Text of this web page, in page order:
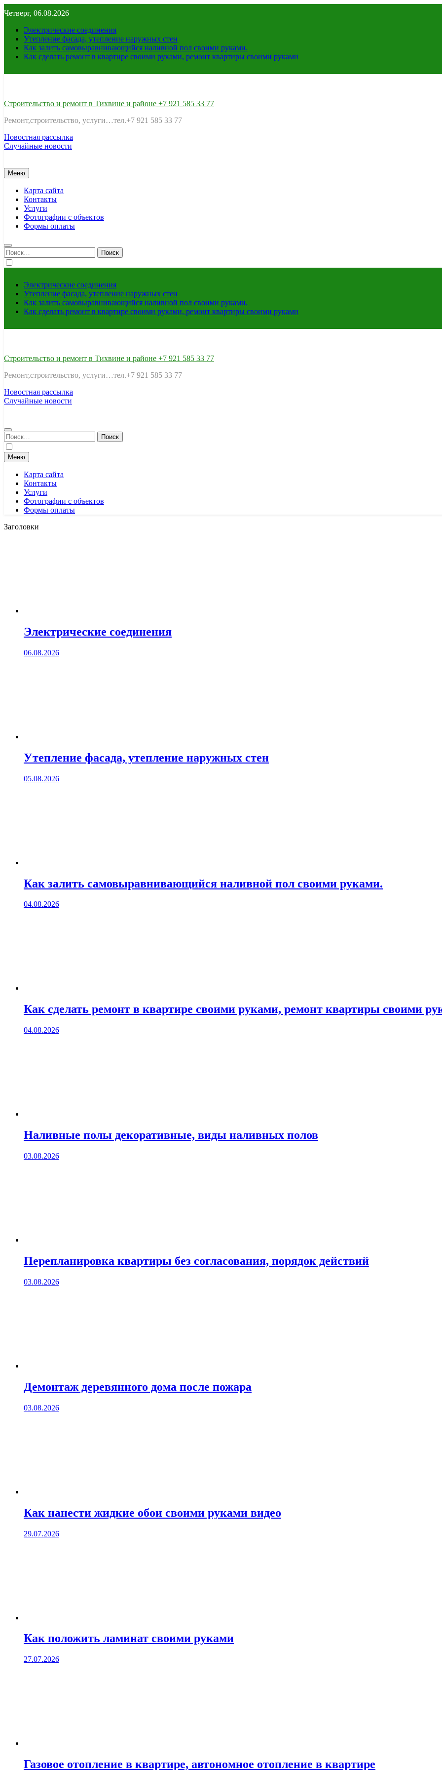
к
содержимому
Четверг, 06.08.2026
Электрические соединения
Утепление фасада, утепление наружных стен
Как залить самовыравнивающийся наливной пол своими руками.
Как сделать ремонт в квартире своими руками, ремонт квартиры своими руками
Строительство и ремонт в Тихвине и районе +7 921 585 33 77
Ремонт,строительство, услуги…тел.+7 921 585 33 77
Новостная рассылка
Случайные новости
Меню
Карта сайта
Контакты
Услуги
Фотографии с объектов
Формы оплаты
Найти:
Электрические соединения
Утепление фасада, утепление наружных стен
Как залить самовыравнивающийся наливной пол своими руками.
Как сделать ремонт в квартире своими руками, ремонт квартиры своими руками
Строительство и ремонт в Тихвине и районе +7 921 585 33 77
Ремонт,строительство, услуги…тел.+7 921 585 33 77
Новостная рассылка
Случайные новости
Найти:
Меню
Карта сайта
Контакты
Услуги
Фотографии с объектов
Формы оплаты
Заголовки
Электрические соединения
06.08.2026
Утепление фасада, утепление наружных стен
05.08.2026
Как залить самовыравнивающийся наливной пол своими руками.
04.08.2026
Как сделать ремонт в квартире своими руками, ремонт квартиры своими
04.08.2026
Наливные полы декоративные, виды наливных полов
03.08.2026
Перепланировка квартиры без согласования, порядок действий
03.08.2026
Демонтаж деревянного дома после пожара
03.08.2026
Как нанести жидкие обои своими руками видео
29.07.2026
Как положить ламинат своими руками
27.07.2026
Газовое отопление в квартире, автономное отопление в квартире